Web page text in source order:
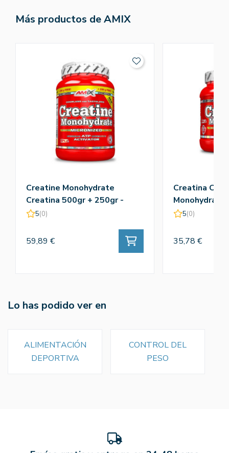
Más productos de AMIX
Creatine Monohydrate
Creatina 500gr + 250gr -
Amix
5(0)
59,89 €
Creatina
Monohydrate
5(0)
35,78 €
Lo has podido ver en
ALIMENTACIÓN
DEPORTIVA
CONTROL DEL
PESO